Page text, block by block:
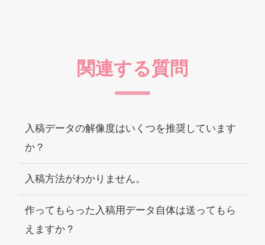
関連する質問
入稿データの解像度はいくつを推奨しています
か？
入稿方法がわかりません。
作ってもらった入稿用データ自体は送ってもら
えますか？